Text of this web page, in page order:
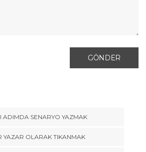
ADIMDA SENARYO YAZMAK
YAZAR OLARAK TIKANMAK